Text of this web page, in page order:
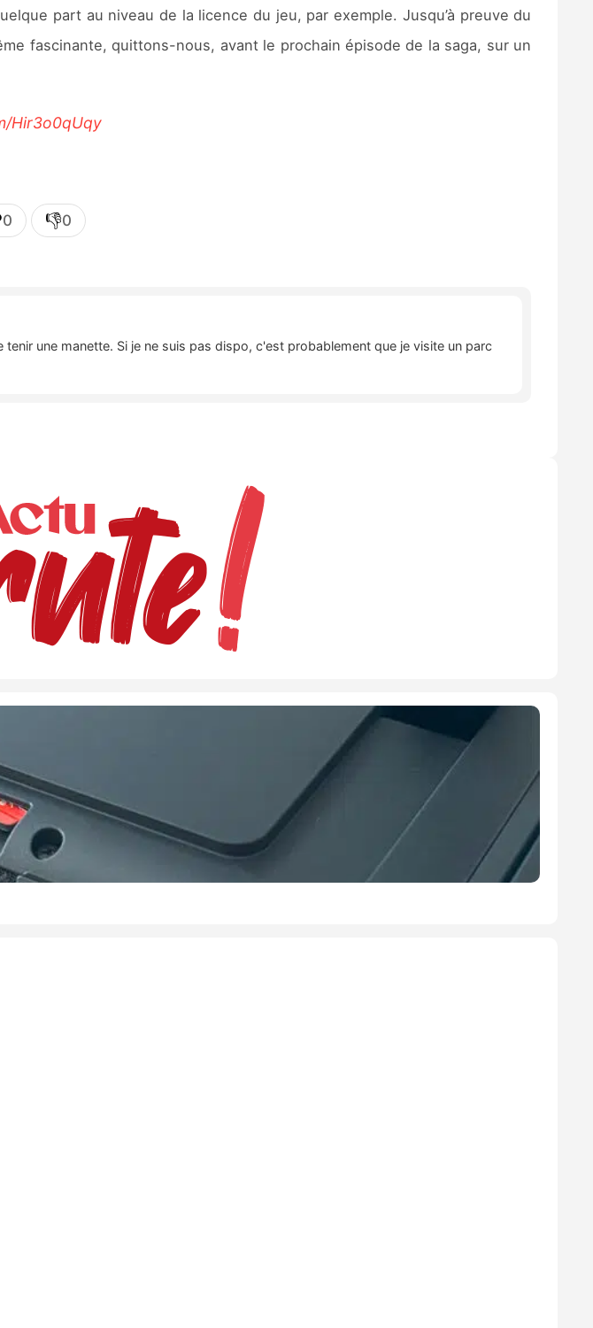
part au niveau de la licence du jeu, par exemple. Jusqu’à preuve du
fascinante, quittons-nous, avant le prochain épisode de la saga, sur un
Hir3o0qUqy
0 👎0
une manette. Si je ne suis pas dispo, c'est probablement que je visite un parc